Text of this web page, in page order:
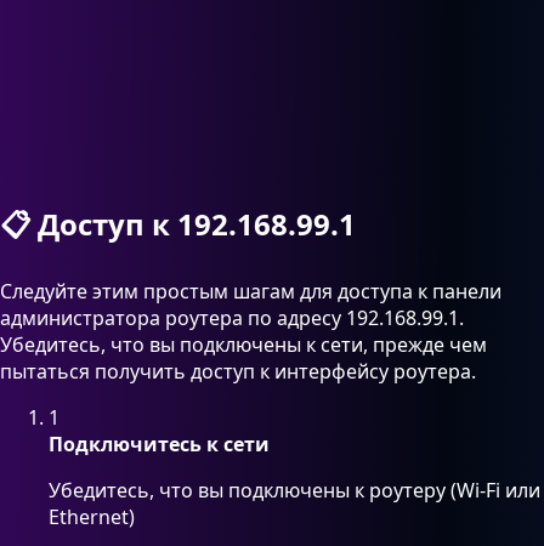
📋Доступ к 192.168.99.1
Следуйте этим простым шагам для доступа к панели
администратора роутера по адресу 192.168.99.1.
Убедитесь, что вы подключены к сети, прежде чем
пытаться получить доступ к интерфейсу роутера.
1
Подключитесь к сети
Убедитесь, что вы подключены к роутеру (Wi-Fi или
Ethernet)